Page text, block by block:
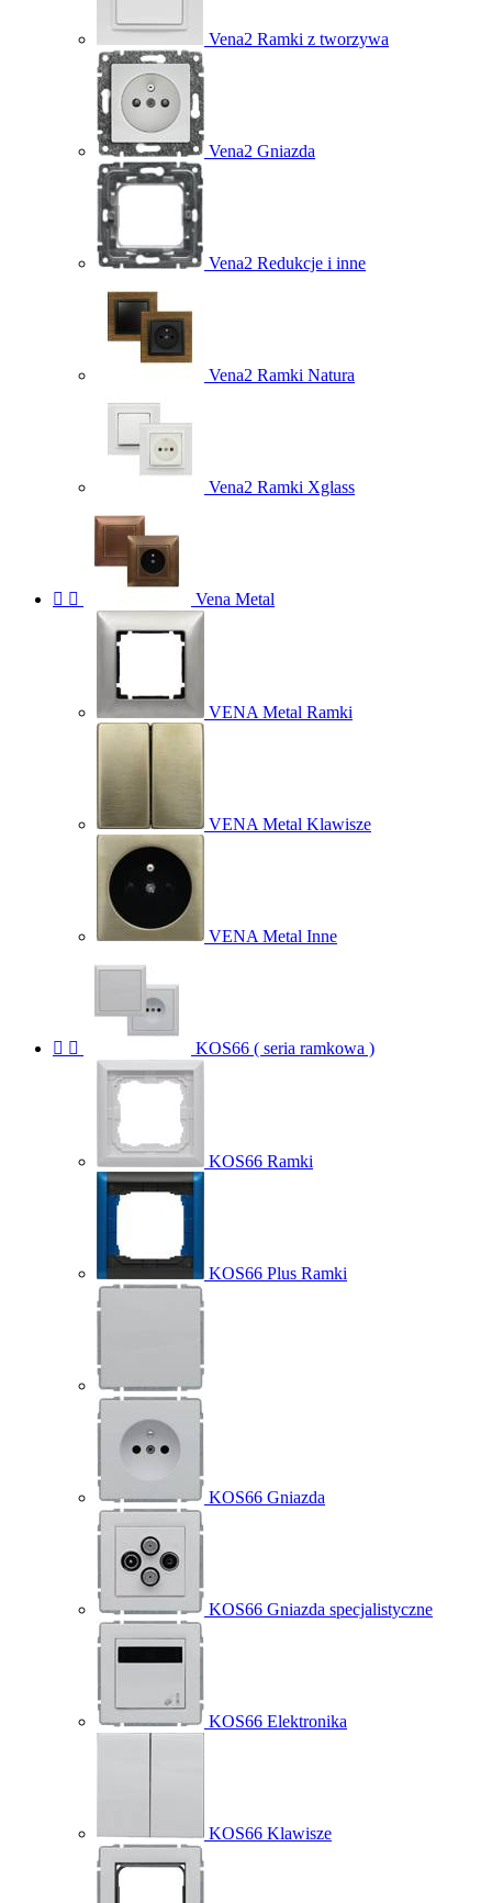
Vena2 Ramki z tworzywa
Vena2 Gniazda
Vena2 Redukcje i inne
Vena2 Ramki Natura
Vena2 Ramki Xglass
  Vena Metal
VENA Metal Ramki
VENA Metal Klawisze
VENA Metal Inne
  KOS66 ( seria ramkowa )
KOS66 Ramki
KOS66 Plus Ramki
KOS66 Gniazda
KOS66 Gniazda specjalistyczne
KOS66 Elektronika
KOS66 Klawisze